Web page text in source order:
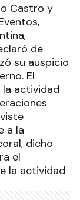
Castro y
de
su auspicio
El
actividad
a la
dicho
el
la actividad